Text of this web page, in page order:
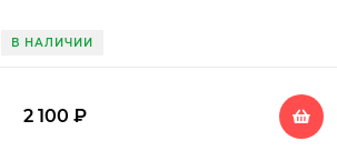
В НАЛИЧИИ
2 100₽